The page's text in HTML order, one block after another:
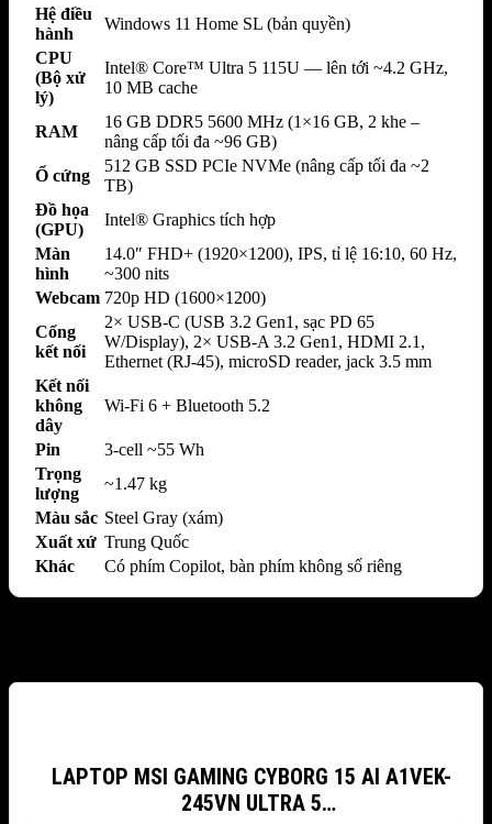
Hệ điều
hành
Windows 11 Home SL (bản quyền)
CPU
(Bộ xử
lý)
Intel® Core™ Ultra 5 115U — lên tới ~4.2 GHz,
10 MB cache
RAM
16 GB DDR5 5600 MHz (1×16 GB, 2 khe –
nâng cấp tối đa ~96 GB)
Ổ cứng
512 GB SSD PCIe NVMe (nâng cấp tối đa ~2
TB)
Đồ họa
(GPU)
Intel® Graphics tích hợp
Màn
hình
14.0″ FHD+ (1920×1200), IPS, tỉ lệ 16:10, 60 Hz,
~300 nits
Webcam 720p HD (1600×1200)
Cổng
kết nối
2× USB-C (USB 3.2 Gen1, sạc PD 65
W/Display), 2× USB-A 3.2 Gen1, HDMI 2.1,
Ethernet (RJ-45), microSD reader, jack 3.5 mm
Kết nối
không
dây
Wi-Fi 6 + Bluetooth 5.2
Pin
3-cell ~55 Wh
Trọng
lượng
~1.47 kg
Màu sắc Steel Gray (xám)
Xuất xứ Trung Quốc
Khác
Có phím Copilot, bàn phím không số riêng
LAPTOP MSI GAMING CYBORG 15 AI A1VEK-
245VN ULTRA 5